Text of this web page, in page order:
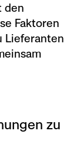
den
Faktoren
Lieferanten
zu